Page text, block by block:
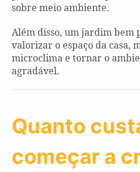
sobre meio ambiente.
Além disso, um jardim bem
valorizar o espaço da casa,
microclima e tornar o
agradável.
Quanto
começar a